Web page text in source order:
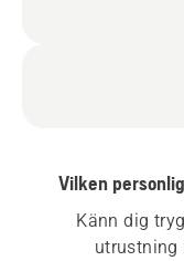
Vilken
Känn dig
utrustning